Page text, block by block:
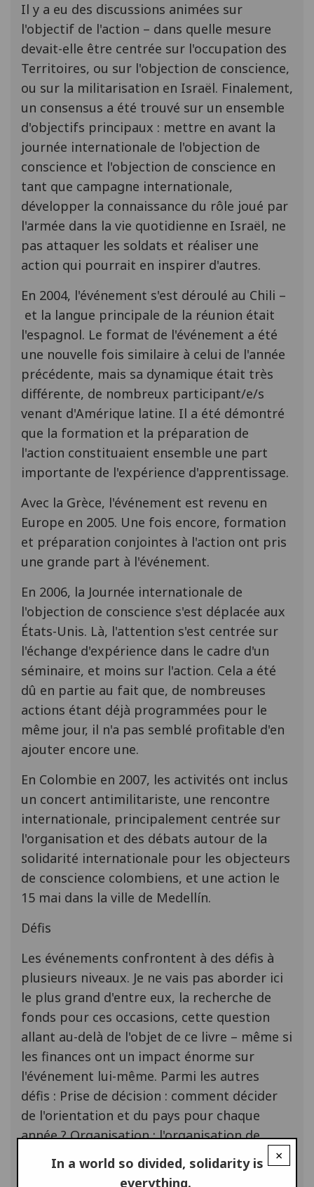
Il y a eu des discussions animées sur
l'objectif de l'action – dans quelle mesure
devait-elle être centrée sur l'occupation des
Territoires, ou sur l'objection de conscience,
ou sur la militarisation en Israël. Finalement,
un consensus a été trouvé sur un ensemble
d'objectifs principaux : mettre en avant la
journée internationale de l'objection de
conscience et l'objection de conscience en
tant que campagne internationale,
développer la connaissance du rôle joué par
l'armée dans la vie quotidienne en Israël, ne
pas attaquer les soldats et réaliser une
action qui pourrait en inspirer d'autres.
En 2004, l'événement s'est déroulé au Chili –
et la langue principale de la réunion était
l'espagnol. Le format de l'événement a été
une nouvelle fois similaire à celui de l'année
précédente, mais sa dynamique était très
différente, de nombreux participant/e/s
venant d'Amérique latine. Il a été démontré
que la formation et la préparation de
l'action constituaient ensemble une part
importante de l'expérience d'apprentissage.
Avec la Grèce, l'événement est revenu en
Europe en 2005. Une fois encore, formation
et préparation conjointes à l'action ont pris
une grande part à l'événement.
En 2006, la Journée internationale de
l'objection de conscience s'est déplacée aux
États-Unis. Là, l'attention s'est centrée sur
l'échange d'expérience dans le cadre d'un
séminaire, et moins sur l'action. Cela a été
dû en partie au fait que, de nombreuses
actions étant déjà programmées pour le
même jour, il n'a pas semblé profitable d'en
ajouter encore une.
En Colombie en 2007, les activités ont inclus
un concert antimilitariste, une rencontre
internationale, principalement centrée sur
l'organisation et des débats autour de la
solidarité internationale pour les objecteurs
de conscience colombiens, et une action le
15 mai dans la ville de Medellín.
Défis
Les événements confrontent à des défis à
plusieurs niveaux. Je ne vais pas aborder ici
le plus grand d'entre eux, la recherche de
fonds pour ces occasions, cette question
allant au-delà de l'objet de ce livre – même si
les finances ont un impact énorme sur
l'événement lui-même. Parmi les autres
défis : Prise de décision : comment décider
de l'orientation et du pays pour chaque
année ? Organisation : l'organisation de
l'événement en coopération entre le bureau
de l'IRG et le groupe local hôte.
×
In a world so divided, solidarity is
everything.